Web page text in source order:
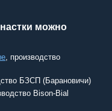
можно
, производство
БЗСП (Барановичи)
Bison-Bial